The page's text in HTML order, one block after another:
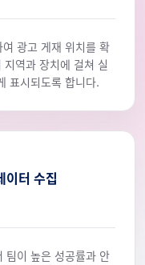
광고 게재 위치를 확
역과 장치에 걸쳐 실
표시되도록 합니다.
이터 수집
이 높은 성공률과 안